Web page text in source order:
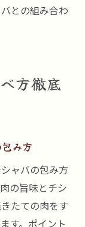
との組み合わ
方徹底
み方
ャバの包み方
の旨味とチシ
たての肉をす
す。ポイント